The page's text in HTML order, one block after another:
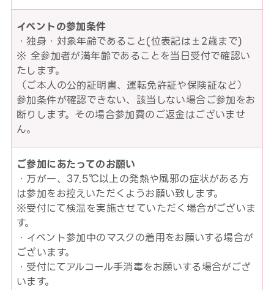
イベントの参加条件
・独身・対象年齢であること(位表記は±2歳まで)
※ 全参加者が満年齢であることを当日受付で確認い
たします。
（ご本人の公的証明書、運転免許証や保険証など）
参加条件が確認できない、該当しない場合ご参加をお
断りします。その場合参加費のご返金はございませ
ん。
ご参加にあたってのお願い
・万が一、37.5℃以上の発熱や風邪の症状がある方
は参加をお控えいただくようお願い致します。
※受付にて検温を実施させていただく場合がございま
す。
・イベント参加中のマスクの着用をお願いする場合が
ございます。
・受付にてアルコール手消毒をお願いする場合がござ
います。